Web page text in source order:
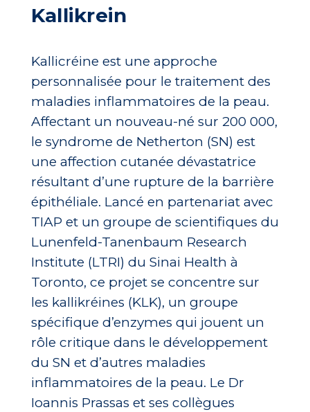
Kallikrein
Kallicréine est une approche
personnalisée pour le traitement des
maladies inflammatoires de la peau.
Affectant un nouveau-né sur 200 000,
le syndrome de Netherton (SN) est
une affection cutanée dévastatrice
résultant d’une rupture de la barrière
épithéliale. Lancé en partenariat avec
TIAP et un groupe de scientifiques du
Lunenfeld-Tanenbaum Research
Institute (LTRI) du Sinai Health à
Toronto, ce projet se concentre sur
les kallikréines (KLK), un groupe
spécifique d’enzymes qui jouent un
rôle critique dans le développement
du SN et d’autres maladies
inflammatoires de la peau. Le Dr
Ioannis Prassas et ses collègues